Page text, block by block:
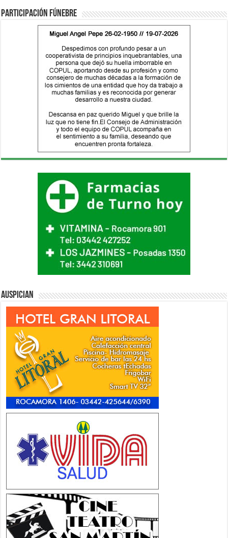
Participación fúnebre
Auspician